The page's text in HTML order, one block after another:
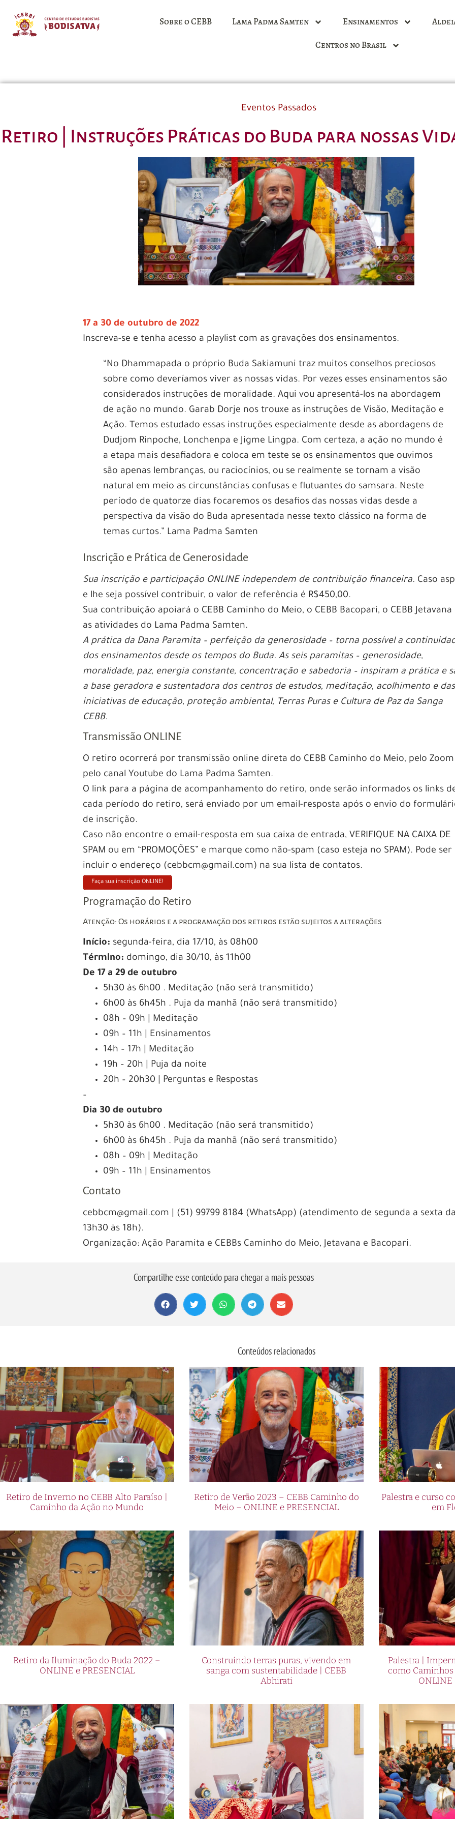
Sobre o CEBB Lama Padma Samten Ensinamentos
Centros no Brasil
Eventos Passados
Retiro | Instruções Práticas do Buda para nossas
17 a 30 de outubro de 2022
Inscreva-se e tenha acesso a playlist com as gravações dos ensinamentos.
“No Dhammapada o próprio Buda Sakiamuni traz muitos conselhos preciosos
sobre como deveríamos viver as nossas vidas. Por vezes esses ensinamentos são
considerados instruções de moralidade. Aqui vou apresentá-los na abordagem
de ação no mundo. Garab Dorje nos trouxe as instruções de Visão, Meditação e
Ação. Temos estudado essas instruções especialmente desde as abordagens de
Dudjom Rinpoche, Lonchenpa e Jigme Lingpa. Com certeza, a ação no mundo é
a etapa mais desafiadora e coloca em teste se os ensinamentos que ouvimos
são apenas lembranças, ou raciocínios, ou se realmente se tornam a visão
natural em meio as circunstâncias confusas e flutuantes do samsara. Neste
período de quatorze dias focaremos os desafios das nossas vidas desde a
perspectiva da visão do Buda apresentada nesse texto clássico na forma de
temas curtos.” Lama Padma Samten
Inscrição e Prática de Generosidade
Sua inscrição e participação ONLINE independem de contribuição financeira. Caso
e lhe seja possível contribuir, o valor de referência é R$450,00.
Sua contribuição apoiará o CEBB Caminho do Meio, o CEBB Bacopari, o CEBB Jetavana
as atividades do Lama Padma Samten.
A prática da Dana Paramita – perfeição da generosidade – torna possível a
dos ensinamentos desde os tempos do Buda. As seis paramitas – generosidade,
moralidade, paz, energia constante, concentração e sabedoria – inspiram a prática e
a base geradora e sustentadora dos centros de estudos, meditação, acolhimento e das
iniciativas de educação, proteção ambiental, Terras Puras e Cultura de Paz da Sanga
CEBB.
Transmissão ONLINE
O retiro ocorrerá por transmissão online direta do CEBB Caminho do Meio, pelo
pelo canal Youtube do Lama Padma Samten.
O link para a página de acompanhamento do retiro, onde serão informados os links
cada período do retiro, será enviado por um email-resposta após o envio do
de inscrição.
Caso não encontre o email-resposta em sua caixa de entrada, VERIFIQUE NA CAIXA DE
SPAM ou em “PROMOÇÕES” e marque como não-spam (caso esteja no SPAM). Pode
incluir o endereço (cebbcm@gmail.com) na sua lista de contatos.
Faça sua inscrição ONLINE!
Programação do Retiro
Atenção: Os horários e a programação dos retiros estão sujeitos a alterações
Início: segunda-feira, dia 17/10, às 08h00
Término: domingo, dia 30/10, às 11h00
De 17 a 29 de outubro
5h30 às 6h00 . Meditação (não será transmitido)
6h00 às 6h45h . Puja da manhã (não será transmitido)
08h – 09h | Meditação
09h – 11h | Ensinamentos
14h – 17h | Meditação
19h – 20h | Puja da noite
20h – 20h30 | Perguntas e Respostas
–
Dia 30 de outubro
5h30 às 6h00 . Meditação (não será transmitido)
6h00 às 6h45h . Puja da manhã (não será transmitido)
08h – 09h | Meditação
09h – 11h | Ensinamentos
Contato
cebbcm@gmail.com | (51) 99799 8184 (WhatsApp) (atendimento de segunda a sexta
13h30 às 18h).
Organização: Ação Paramita e CEBBs Caminho do Meio, Jetavana e Bacopari.
Compartilhe esse conteúdo para chegar a mais pessoas
Conteúdos relacionados
Retiro de Inverno no CEBB Alto Paraíso |
Caminho da Ação no Mundo
Retiro de Verão 2023 – CEBB Caminho do
Meio – ONLINE e PRESENCIAL
Palestra e curso
em
Retiro da Iluminação do Buda 2022 –
ONLINE e PRESENCIAL
Construindo terras puras, vivendo em
sanga com sustentabilidade | CEBB
Abhirati
Palestra |
como
ONLINE